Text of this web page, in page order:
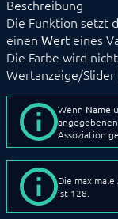
IPS_VariableExists
Variablenprofile
Beschreibung
Die Funktion setzt
einen Wert eines
Die Farbe wird
Wertanzeige/Slider
Wenn Name
angegebenen
Assoziation
Die
ist 128.